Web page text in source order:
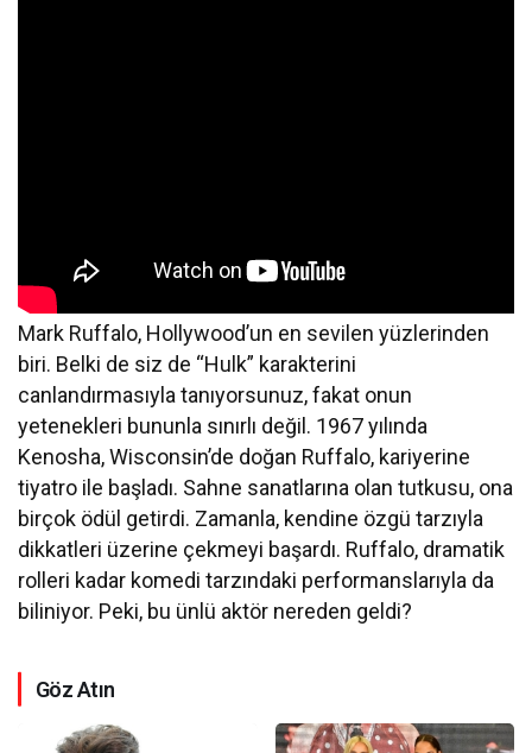
Mark Ruffalo, Hollywood’un en sevilen yüzlerinden
biri. Belki de siz de “Hulk” karakterini
canlandırmasıyla tanıyorsunuz, fakat onun
yetenekleri bununla sınırlı değil. 1967 yılında
Kenosha, Wisconsin’de doğan Ruffalo, kariyerine
tiyatro ile başladı. Sahne sanatlarına olan tutkusu, ona
birçok ödül getirdi. Zamanla, kendine özgü tarzıyla
dikkatleri üzerine çekmeyi başardı. Ruffalo, dramatik
rolleri kadar komedi tarzındaki performanslarıyla da
biliniyor. Peki, bu ünlü aktör nereden geldi?
Göz Atın